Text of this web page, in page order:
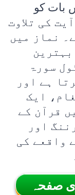
بات کو
کہ باب 44 کی ہر آیت کی تلاوت
نماز میں
سورۃ
ہے اور
ایک
قرآن کے
اور
واقعے کی
صفحہ